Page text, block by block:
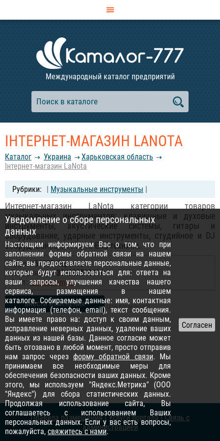
Международный каталог предприятий
ІНТЕРНЕТ-МАГАЗИН LANOTA
Каталог Украина
Харьковская область
Інтернет-магазин LaNota
| Музыкальные инструменты |
Интернет-магазин LaNota категории товаров
музыкальных инструментов: клавишные и духовые
инструменты, акустические системы, гитары и
оборудование, ударные инструменты, студийное и DJ
оборудование, Hi-Fi и Hi-End техника.
Адрес:61085 Харьков
Телефон(ы):+380955580404
Сайт:
lanota.com.ua
внести изменения (для владельцев)
Правила размещения|Услуги портала|Связь с
администрацией
Уведомление о сборе персональных
данных
Настоящим информируем Вас о том, что при
заполнении формы обратной связи на нашем
сайте, вы предоставляете персональные данные,
которые будут использоваться для: ответа на
ваши запросы, улучшения качества нашего
сервиса, размещения в нашем
каталоге. Собираемые данные: имя, контактная
информация (телефон, email), текст сообщения.
Вы имеете право на: доступ к своим данным,
исправление неверных данных, удаление ваших
данных из нашей базы. Данное согласие может
быть отозвано в любой момент, просто отправив
нам запрос через форму обратной связи. Мы
принимаем все необходимые меры для
обеспечения безопасности ваших данных. Кроме
этого, мы используем "Яндекс.Метрика" (ООО
"Яндекс") для сбора статистических данных.
Продолжая использование сайта, Вы
соглашаетесь с использованием Ваших
персональных данных. Если у вас есть вопросы,
пожалуйста, свяжитесь с нами.